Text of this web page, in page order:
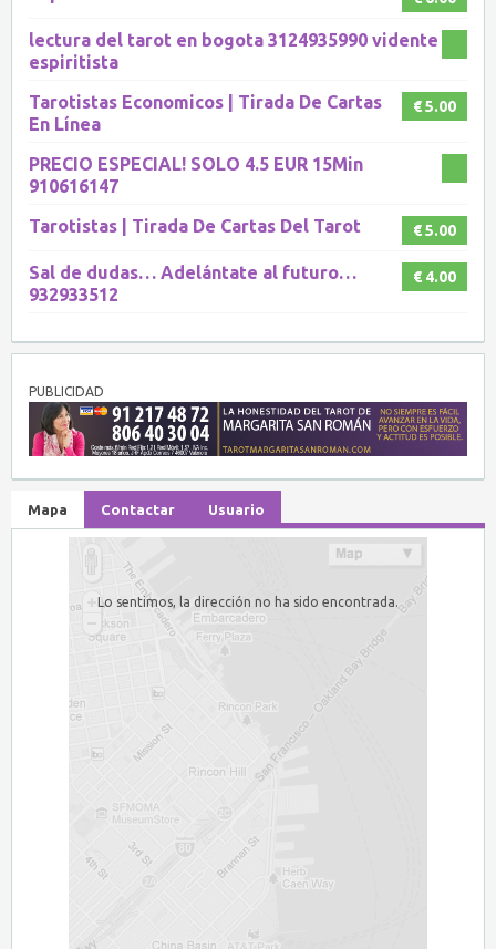
lectura del tarot en bogota 3124935990 vidente
espiritista
€ 5.00
Tarotistas Economicos | Tirada De Cartas
En Línea
PRECIO ESPECIAL! SOLO 4.5 EUR 15Min
910616147
€ 5.00
Tarotistas | Tirada De Cartas Del Tarot
€ 4.00
Sal de dudas… Adelántate al futuro…
932933512
PUBLICIDAD
Mapa Contactar Usuario
Lo sentimos, la dirección no ha sido encontrada.